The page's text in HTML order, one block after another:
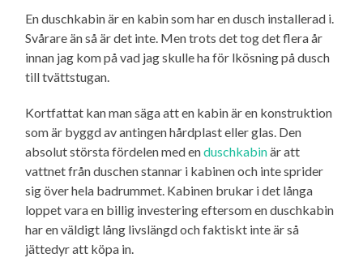
En duschkabin är en kabin som har en dusch installerad i.
Svårare än så är det inte. Men trots det tog det flera år
innan jag kom på vad jag skulle ha för lkösning på dusch
till tvättstugan.
Kortfattat kan man säga att en kabin är en konstruktion
som är byggd av antingen hårdplast eller glas. Den
absolut största fördelen med enduschkabinär att
vattnet från duschen stannar i kabinen och inte sprider
sig över hela badrummet. Kabinen brukar i det långa
loppet vara en billig investering eftersom en duschkabin
har en väldigt lång livslängd och faktiskt inte är så
jättedyr att köpa in.